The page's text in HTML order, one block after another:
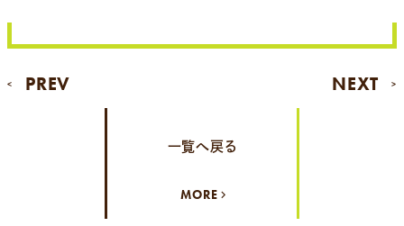
< PREV NEXT >
一覧へ戻る
MORE